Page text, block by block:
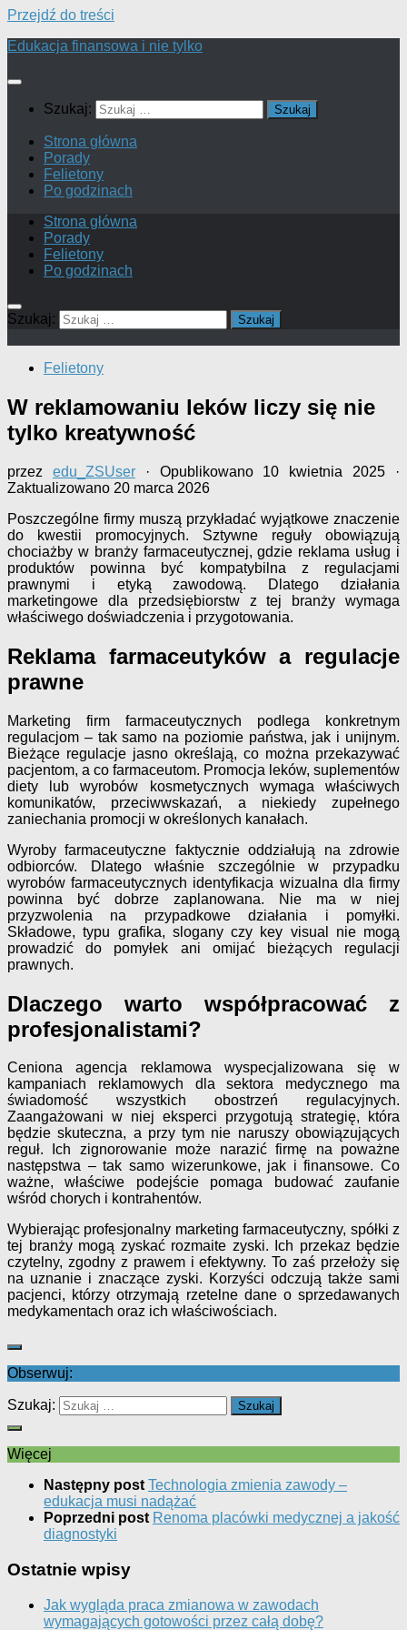
Przejdź do treści
Edukacja finansowa i nie tylko
Szukaj:
Strona główna
Porady
Felietony
Po godzinach
Strona główna
Porady
Felietony
Po godzinach
Szukaj:
Felietony
W reklamowaniu leków liczy się nie
tylko kreatywność
przez edu_ZSUser · Opublikowano 10 kwietnia 2025 ·
Zaktualizowano 20 marca 2026
Poszczególne firmy muszą przykładać wyjątkowe znaczenie
do kwestii promocyjnych. Sztywne reguły obowiązują
chociażby w branży farmaceutycznej, gdzie reklama usług i
produktów powinna być kompatybilna z regulacjami
prawnymi i etyką zawodową. Dlatego działania
marketingowe dla przedsiębiorstw z tej branży wymaga
właściwego doświadczenia i przygotowania.
Reklama farmaceutyków a regulacje
prawne
Marketing firm farmaceutycznych podlega konkretnym
regulacjom – tak samo na poziomie państwa, jak i unijnym.
Bieżące regulacje jasno określają, co można przekazywać
pacjentom, a co farmaceutom. Promocja leków, suplementów
diety lub wyrobów kosmetycznych wymaga właściwych
komunikatów, przeciwwskazań, a niekiedy zupełnego
zaniechania promocji w określonych kanałach.
Wyroby farmaceutyczne faktycznie oddziałują na zdrowie
odbiorców. Dlatego właśnie szczególnie w przypadku
wyrobów farmaceutycznych identyfikacja wizualna dla firmy
powinna być dobrze zaplanowana. Nie ma w niej
przyzwolenia na przypadkowe działania i pomyłki.
Składowe, typu grafika, slogany czy key visual nie mogą
prowadzić do pomyłek ani omijać bieżących regulacji
prawnych.
Dlaczego warto współpracować z
profesjonalistami?
Ceniona agencja reklamowa wyspecjalizowana się w
kampaniach reklamowych dla sektora medycznego ma
świadomość wszystkich obostrzeń regulacyjnych.
Zaangażowani w niej eksperci przygotują strategię, która
będzie skuteczna, a przy tym nie naruszy obowiązujących
reguł. Ich zignorowanie może narazić firmę na poważne
następstwa – tak samo wizerunkowe, jak i finansowe. Co
ważne, właściwe podejście pomaga budować zaufanie
wśród chorych i kontrahentów.
Wybierając profesjonalny marketing farmaceutyczny, spółki z
tej branży mogą zyskać rozmaite zyski. Ich przekaz będzie
czytelny, zgodny z prawem i efektywny. To zaś przełoży się
na uznanie i znaczące zyski. Korzyści odczują także sami
pacjenci, którzy otrzymają rzetelne dane o sprzedawanych
medykamentach oraz ich właściwościach.
Obserwuj:
Szukaj:
Więcej
Następny postTechnologia zmienia zawody –
edukacja musi nadążać
Poprzedni post Renoma placówki medycznej a jakość
diagnostyki
Ostatnie wpisy
Jak wygląda praca zmianowa w zawodach
wymagających gotowości przez całą dobę?